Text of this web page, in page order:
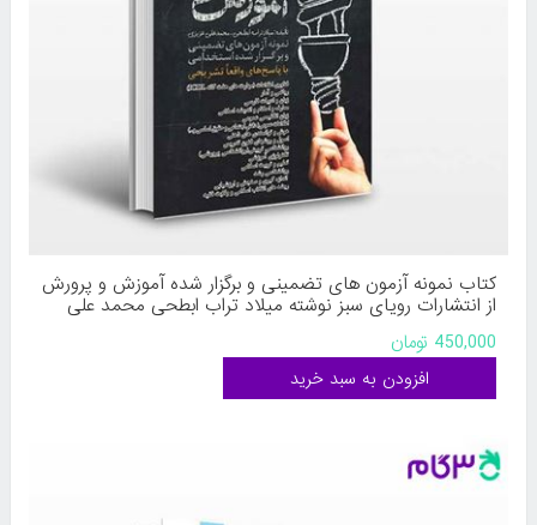
کتاب نمونه آزمون های تضمینی و برگزار شده آموزش و پرورش
از انتشارات رویای سبز نوشته میلاد تراب ابطحی محمد علی
عزیزی
450,000 تومان